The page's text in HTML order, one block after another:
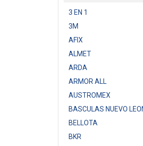
3 EN 1
3M
AFIX
ALMET
ARDA
ARMOR ALL
AUSTROMEX
BASCULAS NUEVO
BELLOTA
BKR